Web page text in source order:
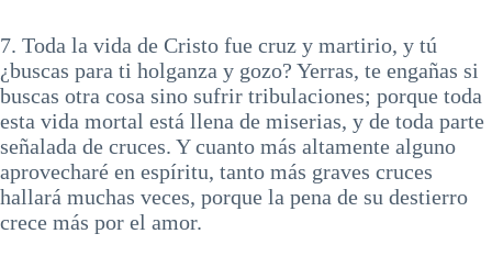
7. Toda la vida de Cristo fue cruz y martirio, y tú
¿buscas para ti holganza y gozo? Yerras, te engañas si
buscas otra cosa sino sufrir tribulaciones; porque toda
esta vida mortal está llena de miserias, y de toda parte
señalada de cruces. Y cuanto más altamente alguno
aprovecharé en espíritu, tanto más graves cruces
hallará muchas veces, porque la pena de su destierro
crece más por el amor.